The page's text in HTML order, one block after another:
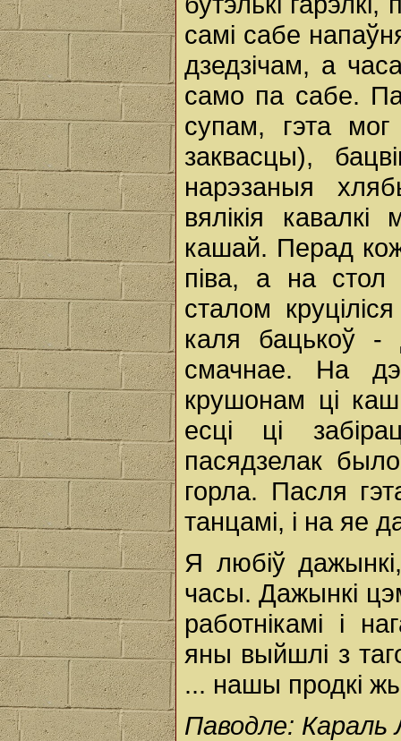
самі сабе
дзедзічам, а
само па сабе.
супам, гэта
заквасцы),
нарэзаныя
вялікія
кашай. Перад
піва, а на
сталом
каля бацькоў -
смачнае. На
крушонам ці
есці ці
пасядзелак
горла. Пасля
танцамі, і на яе
Я любіў
часы. Дажынкі
работнікамі і
яны выйшлі з
... нашы продкі
Паводле: Караль